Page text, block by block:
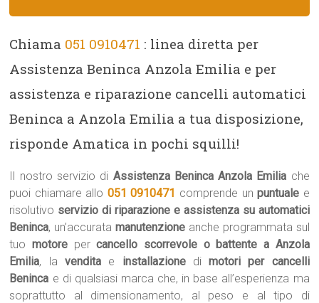
Chiama 051 0910471 : linea diretta per
Assistenza Beninca Anzola Emilia e per
assistenza e riparazione cancelli automatici
Beninca a Anzola Emilia a tua disposizione,
risponde Amatica in pochi squilli!
Il nostro servizio di Assistenza Beninca Anzola Emilia che
puoi chiamare allo 051 0910471 comprende unpuntuale e
risolutivo servizio di riparazione e assistenza su automatici
Beninca, un’accuratamanutenzione anche programmata sul
tuomotore percancello scorrevole o battente a Anzola
Emilia, la venditae installazionedimotori per cancelli
Beninca e di qualsiasi marca che, in base all’esperienza ma
soprattutto al dimensionamento, al peso e al tipo di